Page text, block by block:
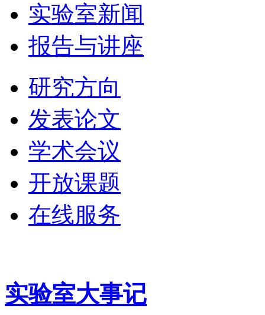
实验室新闻
报告与讲座
研究方向
发表论文
学术会议
开放课题
在线服务
实验室大事记